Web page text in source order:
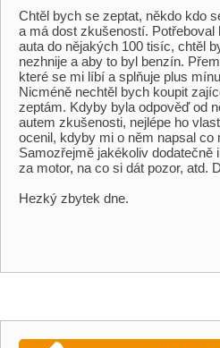
Chtěl bych se zeptat, někdo kdo
a má dost zkušeností. Potřeboval
auta do nějakých 100 tisíc, chtěl
nezhnije a aby to byl benzín.
které se mi líbí a splňuje plus
Nicméně nechtěl bych koupit
zeptám. Kdyby byla odpověď od
autem zkušenosti, nejlépe ho
ocenil, kdyby mi o něm napsal co
Samozřejmě jakékoliv
za motor, na co si dát pozor, atd.
Hezký zbytek dne.